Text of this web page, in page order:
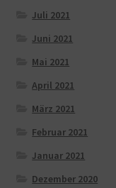
Juli 2021
Juni 2021
Mai 2021
April 2021
März 2021
Februar 2021
Januar 2021
Dezember 2020